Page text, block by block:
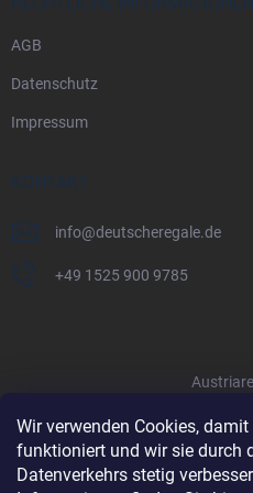
Wir verwenden Cookies,
funktioniert und wir sie durch
Datenverkehrs stetig
AGB
Datenschutz
Impressum
KONTAKT
info@deutscheregale.de
+49 1525 900 9785